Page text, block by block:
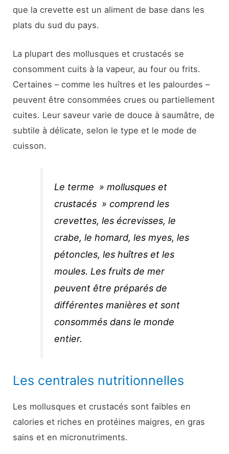
que la crevette est un aliment de base dans les
plats du sud du pays.
La plupart des mollusques et crustacés se
consomment cuits à la vapeur, au four ou frits.
Certaines – comme les huîtres et les palourdes –
peuvent être consommées crues ou partiellement
cuites. Leur saveur varie de douce à saumâtre, de
subtile à délicate, selon le type et le mode de
cuisson.
Le terme » mollusques et
crustacés » comprend les
crevettes, les écrevisses, le
crabe, le homard, les myes, les
pétoncles, les huîtres et les
moules. Les fruits de mer
peuvent être préparés de
différentes manières et sont
consommés dans le monde
entier.
Les centrales nutritionnelles
Les mollusques et crustacés sont faibles en
calories et riches en protéines maigres, en gras
sains et en micronutriments.